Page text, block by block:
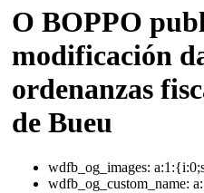
O BOPPO
modificación
ordenanzas
de Bueu
wdfb_og_images:
wdfb_og_custom_name: